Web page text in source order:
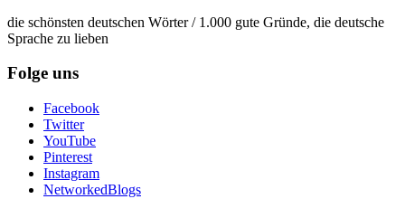
die schönsten deutschen Wörter / 1.000 gute Gründe, die deutsche
Sprache zu lieben
Folge uns
Facebook
Twitter
YouTube
Pinterest
Instagram
NetworkedBlogs